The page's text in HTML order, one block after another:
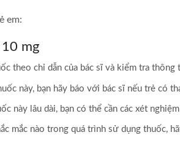
em:
mg
theo chỉ dẫn của bác sĩ và kiểm tra
này, bạn hãy báo với bác sĩ nếu trẻ
này lâu dài, bạn có thể cần các xét
mắc nào trong quá trình sử dụng thuốc,